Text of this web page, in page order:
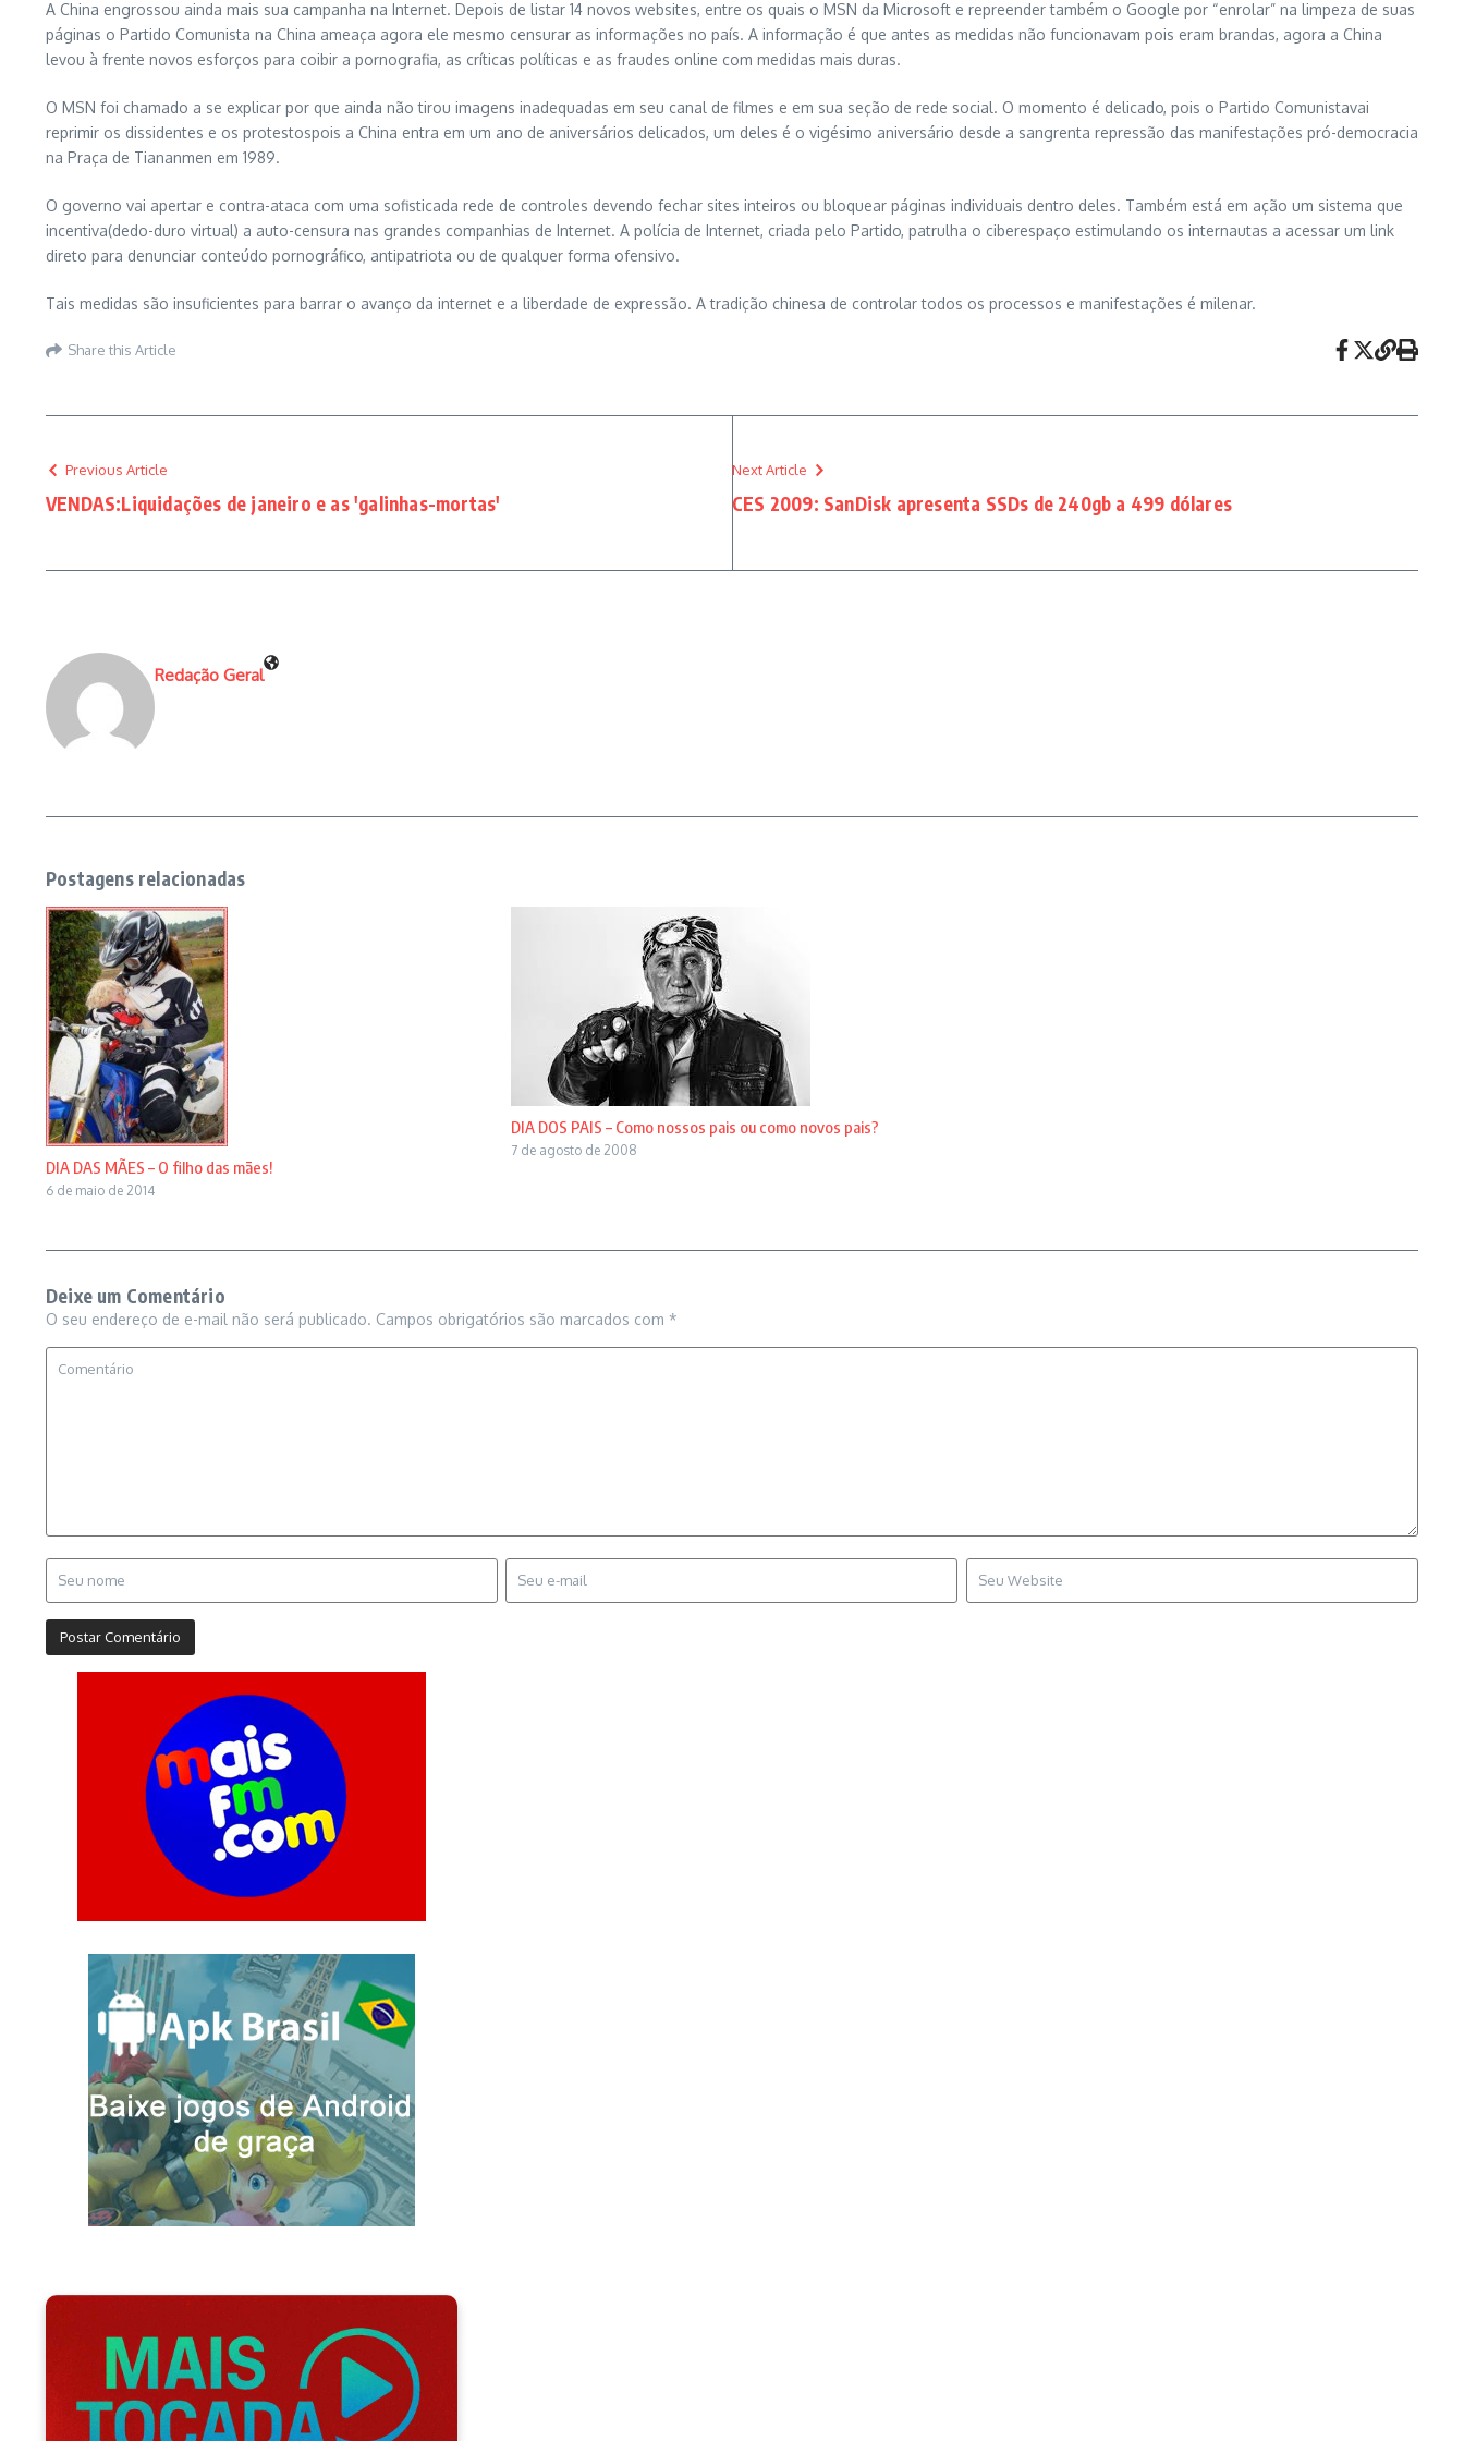
A China engrossou ainda mais sua campanha na Internet. Depois de listar 14 novos websites, entre os quais o MSN da Microsoft e repreender também o Google por “enrolar” na limpeza de suas
páginas o Partido Comunista na China ameaça agora ele mesmo censurar as informações no país. A informação é que antes as medidas não funcionavam pois eram brandas, agora a China
levou à frente novos esforços para coibir a pornografia, as críticas políticas e as fraudes online com medidas mais duras.
O MSN foi chamado a se explicar por que ainda não tirou imagens inadequadas em seu canal de filmes e em sua seção de rede social. O momento é delicado, pois o Partido Comunistavai
reprimir os dissidentes e os protestospois a China entra em um ano de aniversários delicados, um deles é o vigésimo aniversário desde a sangrenta repressão das manifestações pró-democracia
na Praça de Tiananmen em 1989.
O governo vai apertar e contra-ataca com uma sofisticada rede de controles devendo fechar sites inteiros ou bloquear páginas individuais dentro deles. Também está em ação um sistema que
incentiva(dedo-duro virtual) a auto-censura nas grandes companhias de Internet. A polícia de Internet, criada pelo Partido, patrulha o ciberespaço estimulando os internautas a acessar um link
direto para denunciar conteúdo pornográfico, antipatriota ou de qualquer forma ofensivo.
Tais medidas são insuficientes para barrar o avanço da internet e a liberdade de expressão. A tradição chinesa de controlar todos os processos e manifestações é milenar.
Share this Article
Previous Article
VENDAS:Liquidações de janeiro e as 'galinhas-mortas'
Next Article
CES 2009: SanDisk apresenta SSDs de 240gb a 499 dólares
Redação Geral
Postagens relacionadas
DIA DAS MÃES – O filho das mães!
6 de maio de 2014
DIA DOS PAIS – Como nossos pais ou como novos pais?
7 de agosto de 2008
Deixe um Comentário
O seu endereço de e-mail não será publicado. Campos obrigatórios são marcados com *